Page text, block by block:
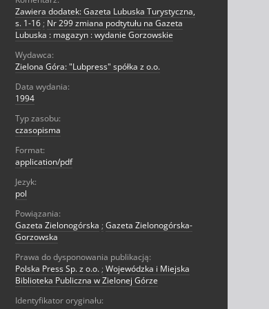
Zawiera dodatek: Gazeta Lubuska Turystyczna,
s. 1-16 ; Nr 299 zmiana podtytułu na Gazeta
Lubuska : magazyn : wydanie Gorzowskie
Wydawca:
Zielona Góra: "Lubpress" spółka z o.o.
Data wydania:
1994
Typ zasobu:
czasopisma
Format:
application/pdf
Jezyk:
pol
Powiązania:
Gazeta Zielonogórska ; Gazeta Zielonogórska-
Gorzowska
Prawa do dysponowania publikacją:
Polska Press Sp. z o.o. ; Wojewódzka i Miejska
Biblioteka Publiczna w Zielonej Górze
Identyfikator oryginału: